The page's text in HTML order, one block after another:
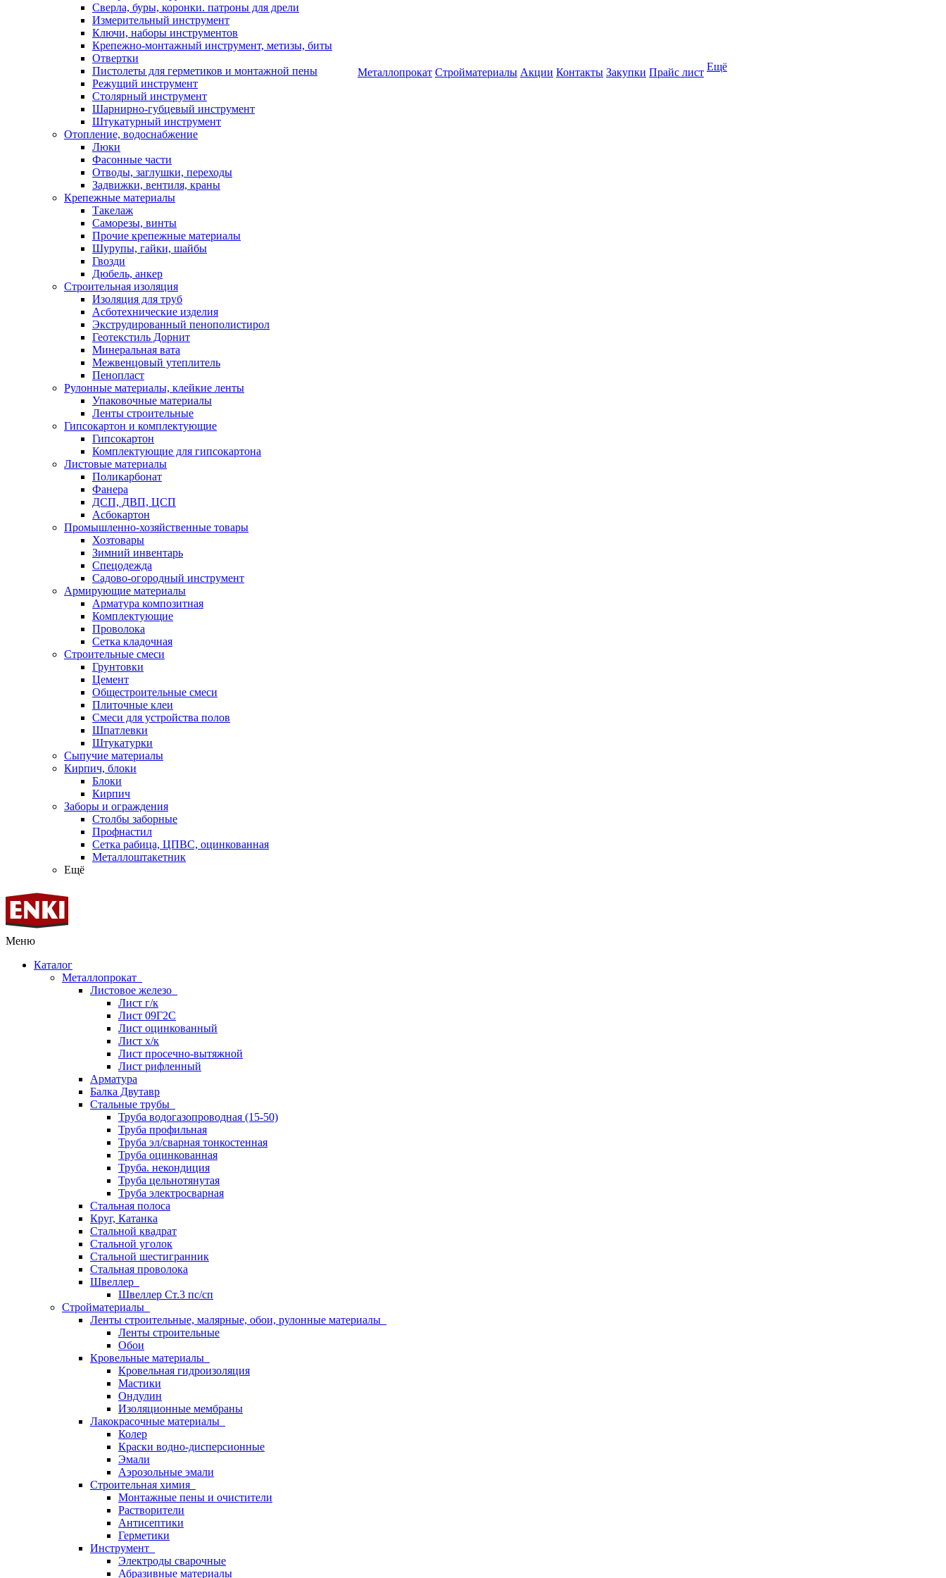
Сверла, буры, коронки. патроны для дрели
Измерительный инструмент
Ключи, наборы инструментов
Крепежно-монтажный инструмент, метизы, биты
Отвертки
Пистолеты для герметиков и монтажной пены
Режущий инструмент
Столярный инструмент
Шарнирно-губцевый инструмент
Штукатурный инструмент
Отопление, водоснабжение
Люки
Фасонные части
Отводы, заглушки, переходы
Задвижки, вентиля, краны
Крепежные материалы
Такелаж
Саморезы, винты
Прочие крепежные материалы
Шурупы, гайки, шайбы
Гвозди
Дюбель, анкер
Строительная изоляция
Изоляция для труб
Асботехнические изделия
Экструдированный пенополистирол
Геотекстиль Дорнит
Минеральная вата
Межвенцовый утеплитель
Пенопласт
Рулонные материалы, клейкие ленты
Упаковочные материалы
Ленты строительные
Гипсокартон и комплектующие
Гипсокартон
Комплектующие для гипсокартона
Листовые материалы
Поликарбонат
Фанера
ДСП, ДВП, ЦСП
Асбокартон
Промышленно-хозяйственные товары
Хозтовары
Зимний инвентарь
Спецодежда
Садово-огородный инструмент
Армирующие материалы
Арматура композитная
Комплектующие
Проволока
Сетка кладочная
Строительные смеси
Грунтовки
Цемент
Общестроительные смеси
Плиточные клеи
Смеси для устройства полов
Шпатлевки
Штукатурки
Сыпучие материалы
Кирпич, блоки
Блоки
Кирпич
Заборы и ограждения
Столбы заборные
Профнастил
Сетка рабица, ЦПВС, оцинкованная
Металлоштакетник
Ещё
Металлопрокат Стройматериалы Акции Контакты Закупки Прайс лист Ещё
Меню
Каталог
Металлопрокат
Листовое железо
Лист г/к
Лист 09Г2С
Лист оцинкованный
Лист х/к
Лист просечно-вытяжной
Лист рифленный
Арматура
Балка Двутавр
Стальные трубы
Труба водогазопроводная (15-50)
Труба профильная
Труба эл/сварная тонкостенная
Труба оцинкованная
Труба. некондиция
Труба цельнотянутая
Труба электросварная
Стальная полоса
Круг, Катанка
Стальной квадрат
Стальной уголок
Стальной шестигранник
Стальная проволока
Швеллер
Швеллер Ст.3 пс/сп
Стройматериалы
Ленты строительные, малярные, обои, рулонные материалы
Ленты строительные
Обои
Кровельные материалы
Кровельная гидроизоляция
Мастики
Ондулин
Изоляционные мембраны
Лакокрасочные материалы
Колер
Краски водно-дисперсионные
Эмали
Аэрозольные эмали
Строительная химия
Монтажные пены и очистители
Растворители
Антисептики
Герметики
Инструмент
Электроды сварочные
Абразивные материалы